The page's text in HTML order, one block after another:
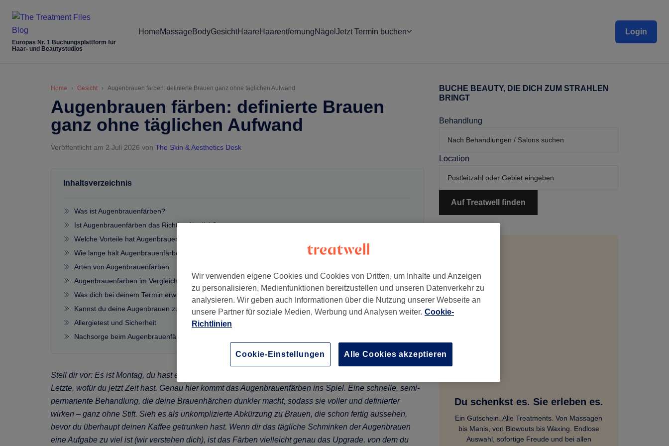
main
content
secondary
menu
Hauptsidebar
springen
Fußzeile
springen
Europas Nr. 1 Buchungsplattform für
Haar- und Beautystudios
HomeMassage BodyGesichtHaare HaarentfernungNägel Jetzt Termin buchen Login
Home Gesicht Augenbrauen färben: definierte Brauen ganz ohne täglichen Aufwand
Augenbrauen färben: definierte Brauen
ganz ohne täglichen Aufwand
Veröffentlicht am 2 Juli 2026 von The Skin & Aesthetics Desk
Inhaltsverzeichnis
Was ist Augenbrauenfärben?
Ist Augenbrauenfärben das Richtige für dich?
Welche Vorteile hat Augenbrauenfärben?
Wie lange hält Augenbrauenfärben?
Arten von Augenbrauenfarben
Augenbrauenfärben im Vergleich zu anderen Brauenbehandlungen
Was dich bei deinem Termin erwartet
Kannst du deine Augenbrauen zu Hause färben?
Allergietest und Sicherheit
Nachsorge beim Augenbrauenfärben
Stell dir vor: Es ist Montag, du hast einmal zu oft auf Snooze gedrückt, und deine Augenbrauen sind das
Letzte, wofür du jetzt Zeit hast. Genau hier kommt das Augenbrauenfärben ins Spiel. Eine schnelle, semi-
permanente Behandlung, die deine Brauenhärchen dunkler macht, sodass sie voller und definierter
wirken – ganz ohne Stift. Sieh es als unkomplizierte Abkürzung zu Brauen, die schon fertig aussehen,
bevor du überhaupt deinen Kaffee getrunken hast. Wenn dir das tägliche Schminken der Augenbrauen
eine Aufgabe zu viel ist (wir verstehen dich), ist das Färben vielleicht genau das Upgrade, von dem du
Haupt-
Sidebar
BUCHE BEAUTY, DIE DICH ZUM STRAHLEN
BRINGT
Behandlung
Location
Auf Treatwell finden
Du schenkst es. Sie erleben es.
Ein Gutschein. Alle Treatments. Von Massagen
bis Manis, von Blowouts bis Waxing. Endlose
Auswahl, sofortige Freude und bei allen
Wir verwenden eigene Cookies und Cookies von Dritten, um Inhalte und Anzeigen
zu personalisieren, Medienfunktionen bereitzustellen und unseren Datenverkehr zu
analysieren. Wir geben auch Informationen über die Nutzung unserer Webseite an
unsere Partner für soziale Medien, Werbung und Analysen weiter. Cookie-
Richtlinien
Cookie-Einstellungen Alle Cookies akzeptieren